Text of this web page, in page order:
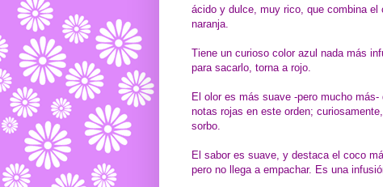
ácido y dulce, muy rico, que combina
naranja.
Tiene un curioso color azul nada más
para sacarlo, torna a rojo.
El olor es más suave -pero mucho
notas rojas en este orden;
sorbo.
El sabor es suave, y destaca el coco
pero no llega a empachar. Es una